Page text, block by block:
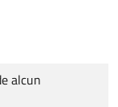
alcun